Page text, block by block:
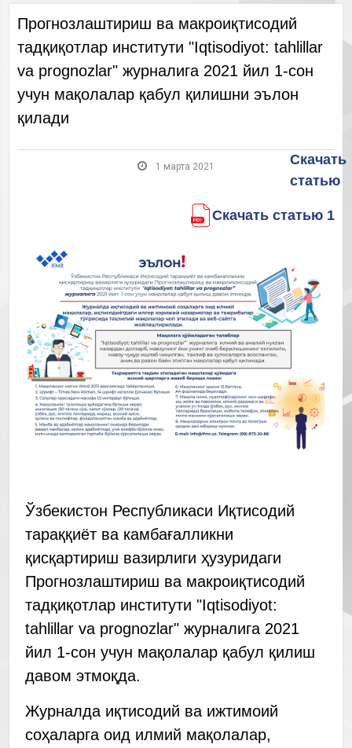
Прогнозлаштириш ва макроиқтисодий
тадқиқотлар институти "Iqtisodiyot: tahlillar
va prognozlar" журналига 2021 йил 1-сон
учун мақолалар қабул қилишни эълон
қилади
1 марта 2021
Скачать
статью
Скачать статью 1
Ўзбекистон Республикаси Иқтисодий
тараққиёт ва камбағалликни
қисқартириш вазирлиги ҳузуридаги
Прогнозлаштириш ва макроиқтисодий
тадқиқотлар институти "Iqtisodiyot:
tahlillar va prognozlar" журналига 2021
йил 1-сон учун мақолалар қабул қилиш
давом этмоқда.
Журналда иқтисодий ва ижтимоий
соҳаларга оид илмий мақолалар,